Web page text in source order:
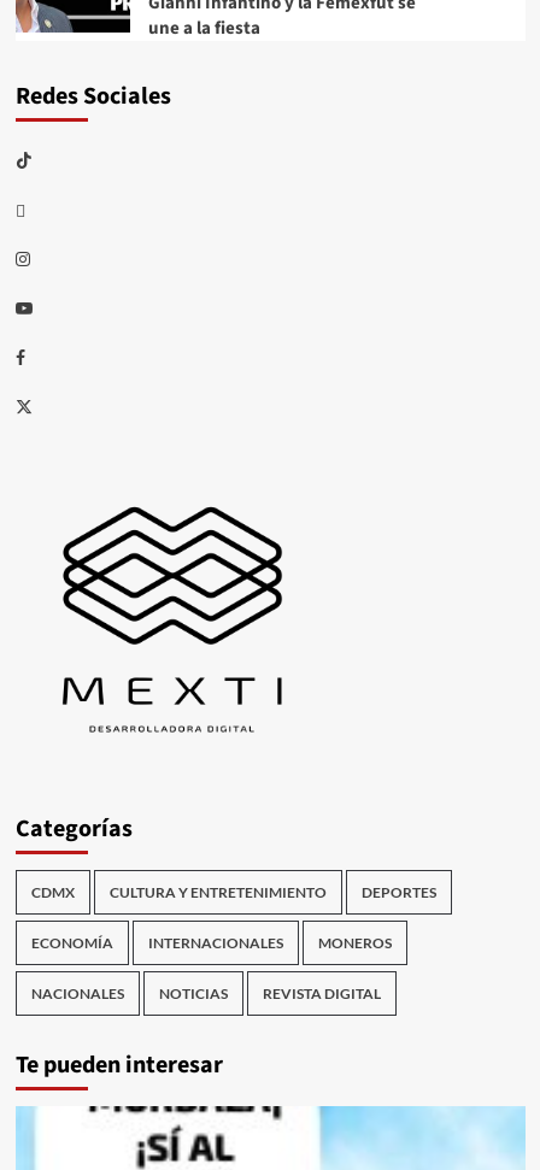
une a la fiesta
Redes Sociales
TikTok
threads
Instagram
Youtube
Facebook
X
Categorías
CDMX CULTURA Y ENTRETENIMIENTO DEPORTES
ECONOMÍA INTERNACIONALES MONEROS
NACIONALES NOTICIAS REVISTA DIGITAL
Te pueden interesar